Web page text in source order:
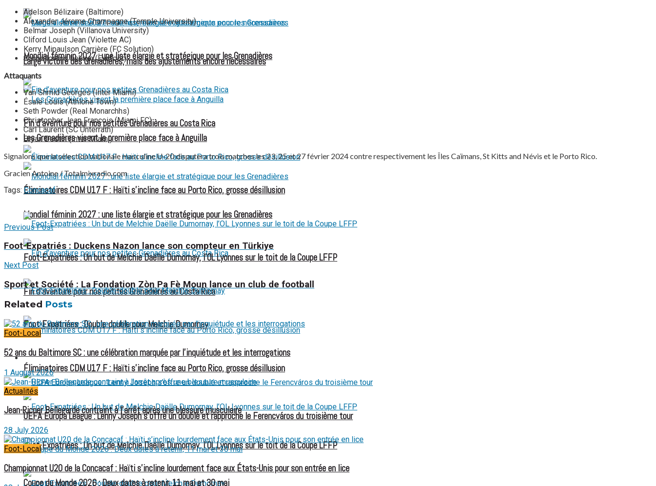
Large victoire des Grenadières, mais des ajustements encore nécessaires
Les Grenadières visent la première place face à Anguilla
Mondial féminin 2027 : une liste élargie et stratégique pour les Grenadières
Fin d’aventure pour nos petites Grenadières au Costa Rica
Éliminatoires CDM U17 F : Haïti s’incline face au Porto Rico, grosse désillusion
Foot-Expatriées : Un but de Melchie Daëlle Dumornay, l’OL Lyonnes sur le toit de la Coupe LFFP
Mondial féminin 2027 : une liste élargie et stratégique pour les Grenadières
Fin d’aventure pour nos petites Grenadières au Costa Rica
Éliminatoires CDM U17 F : Haïti s’incline face au Porto Rico, grosse désillusion
Foot-Expatriées : Un but de Melchie Daëlle Dumornay, l’OL Lyonnes sur le toit de la Coupe LFFP
Foot-Expatriées : Double-double pour Melchie Dumornay
FOOT EXPATRIÉS
UEFA Europa League : Lenny Joseph s’offre un doublé et rapproche le Ferencváros du troisième tour
Coupe du Monde 2026 : Deux dates à retenir, 11 mai et 30 mai
Adelson Bélizaire (Baltimore)
Alexander Jérome Champagne (Temple University)
Belmar Joseph (Villanova University)
Cliford Louis Jean (Violette AC)
Kerry Mipaulson Carrière (FC Solution)
Schneilorens Lebrun (Exafoot)
Attaquants
Van Shmid Georges (Inter Miami)
Ésaie Louis (Athlone Town)
Seth Powder (Real Monarchhs)
Christopher Jean François (Miami FC)
Carl Laurent (SC Unterrath)
Bryan Destin (Inter Miami)
Signalons que la sélection nationale masculine U-20 disputera trois matches les 23, 25 et 27 février 2024 contre respectivement les Îles Caïmans, St Kitts and Névis et le Porto Rico.
Gracien Antoine / Totalmixradio.com
Tags: Concacaf
Previous Post
Foot-Expatriés : Duckens Nazon lance son compteur en Türkiye
Next Post
Sport et Société : La Fondation Zòn Pa Fè Moun lance un club de football
Related Posts
Foot-Local
52 ans du Baltimore SC : une célébration marquée par l’inquiétude et les interrogations
1 August 2026
Actualités
Jean-Ricner Bellegarde contraint à l’arrêt après une blessure musculaire
28 July 2026
Foot-Local
Championnat U20 de la Concacaf : Haïti s’incline lourdement face aux États-Unis pour son entrée en lice